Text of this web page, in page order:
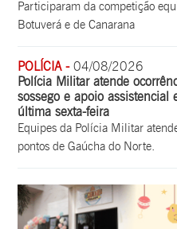
Participaram da competição
Botuverá e de Canarana
POLÍCIA -04/08/2026
Polícia Militar atende
sossego e apoio assistencial
última sexta-feira
Equipes da Polícia Militar
pontos de Gaúcha do Norte.